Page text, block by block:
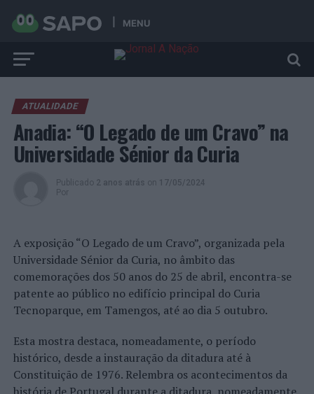
MENU
ATUALIDADE
Anadia: “O Legado de um Cravo” na
Universidade Sénior da Curia
Publicado 2 anos atrás on 17/05/2024
Por
A exposição “O Legado de um Cravo”, organizada pela
Universidade Sénior da Curia, no âmbito das
comemorações dos 50 anos do 25 de abril, encontra-se
patente ao público no edifício principal do Curia
Tecnoparque, em Tamengos, até ao dia 5 outubro.
Esta mostra destaca, nomeadamente, o período
histórico, desde a instauração da ditadura até à
Constituição de 1976. Relembra os acontecimentos da